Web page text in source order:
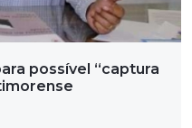
possível “captura